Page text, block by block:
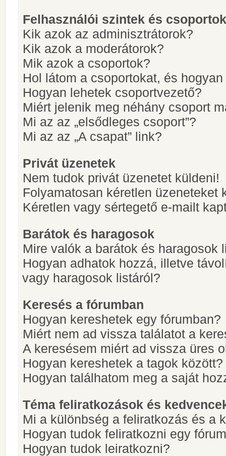
Felhasználói szintek és csoportok
Kik azok az adminisztrátorok?
Kik azok a moderátorok?
Mik azok a csoportok?
Hol látom a csoportokat, és
Hogyan lehetek csoportvezető?
Miért jelenik meg néhány csoport
Mi az az „elsődleges csoport”?
Mi az az „A csapat” link?
Privát üzenetek
Nem tudok privát üzenetet küldeni!
Folyamatosan kéretlen üzeneteket
Kéretlen vagy sértegető e-mailt
Barátok és haragosok
Mire valók a barátok és haragosok
Hogyan adhatok hozzá, illetve
vagy haragosok listáról?
Keresés a fórumban
Hogyan kereshetek egy fórumban?
Miért nem ad vissza találatot a
A keresésem miért ad vissza üres
Hogyan kereshetek a tagok között?
Hogyan találhatom meg a saját
Téma feliratkozások és
Mi a különbség a feliratkozás és a
Hogyan tudok feliratkozni egy
Hogyan tudok leiratkozni?